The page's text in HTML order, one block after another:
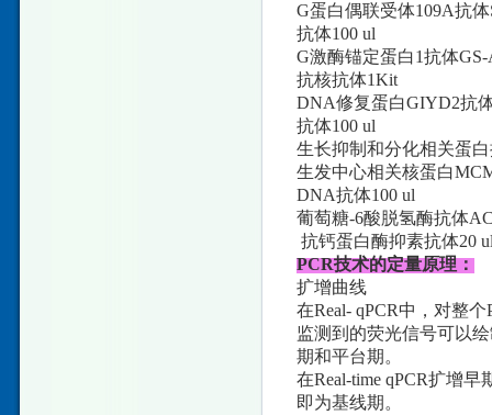
G蛋白偶联受体109A抗体
抗体100 ul
G激酶锚定蛋白1抗体GS-
抗核抗体1Kit
DNA修复蛋白GIYD2抗体
抗体100 ul
生长抑制和分化相关蛋
生发中心相关核蛋白
DNA抗体100 ul
葡萄糖-6酸脱氢酶抗体
抗钙蛋白酶抑素抗体20
PCR技术的定量原理：
扩增曲线
在Real- qPCR中，对整
监测到的荧光信号可以
期和平台期。
在Real-time qPCR扩增
即为基线期。